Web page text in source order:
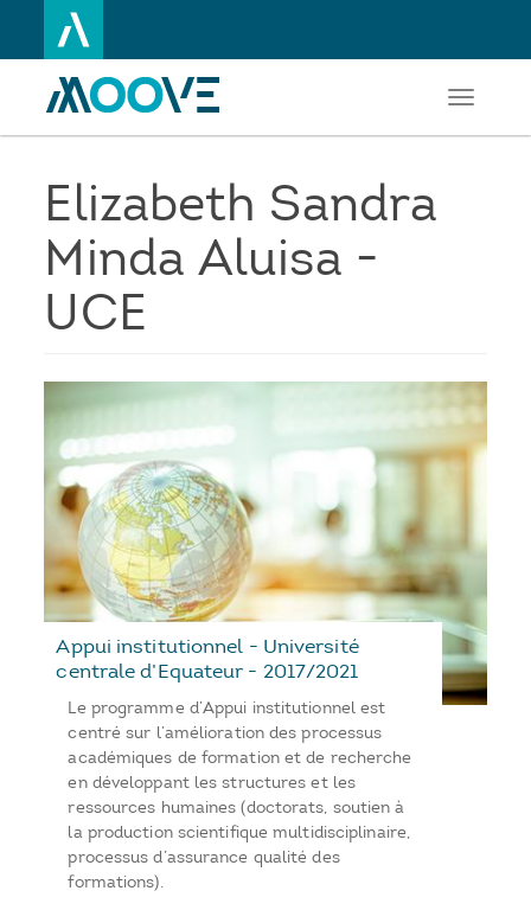
au
principal
Toggle
Elizabeth Sandra
Minda Aluisa -
UCE
Appui institutionnel - Université
centrale d’Equateur - 2017/2021
Le programme d’Appui institutionnel est
centré sur l’amélioration des processus
académiques de formation et de recherche
en développant les structures et les
ressources humaines (doctorats, soutien à
la production scientifique multidisciplinaire,
processus d’assurance qualité des
formations).